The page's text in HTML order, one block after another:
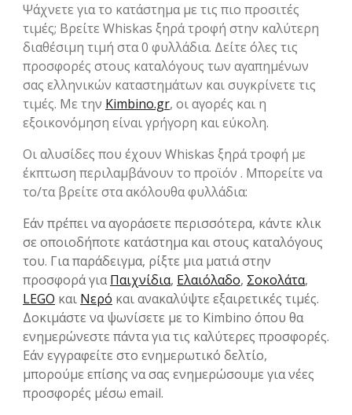
Ψάχνετε για το κατάστημα με τις πιο προσιτές
τιμές; Βρείτε Whiskas ξηρά τροφή στην καλύτερη
διαθέσιμη τιμή στα 0 φυλλάδια. Δείτε όλες τις
προσφορές στους καταλόγους των αγαπημένων
σας ελληνικών καταστημάτων και συγκρίνετε τις
τιμές. Με την Kimbino.gr, οι αγορές και η
εξοικονόμηση είναι γρήγορη και εύκολη.
Οι αλυσίδες που έχουν Whiskas ξηρά τροφή με
έκπτωση περιλαμβάνουν το προϊόν . Μπορείτε να
το/τα βρείτε στα ακόλουθα φυλλάδια:
Εάν πρέπει να αγοράσετε περισσότερα, κάντε κλικ
σε οποιοδήποτε κατάστημα και στους καταλόγους
του. Για παράδειγμα, ρίξτε μια ματιά στην
προσφορά γιαΠαιχνίδια, Ελαιόλαδο, Σοκολάτα,
LEGO και Νερό και ανακαλύψτε εξαιρετικές τιμές.
Δοκιμάστε να ψωνίσετε με το Kimbino όπου θα
ενημερώνεστε πάντα για τις καλύτερες προσφορές.
Εάν εγγραφείτε στο ενημερωτικό δελτίο,
μπορούμε επίσης να σας ενημερώσουμε για νέες
προσφορές μέσω email.